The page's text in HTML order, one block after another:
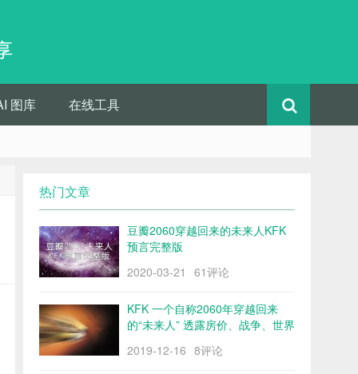
图库 在线工具
热门文章
豆瓣2060穿越回来的未来人KFK
预言完整版
2020-03-21
61评论
KFK 一个自称2060年穿越回来
的“未来人” 透露房价、战争、世界
2019-12-16 8评论